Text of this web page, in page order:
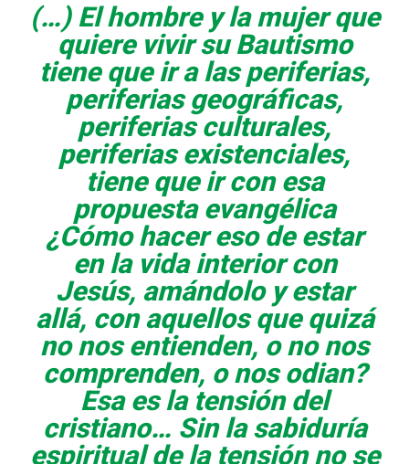
(…) El hombre y la mujer que
quiere vivir su Bautismo
tiene que ir a las periferias,
periferias geográficas,
periferias culturales,
periferias existenciales,
tiene que ir con esa
propuesta evangélica
¿Cómo hacer eso de estar
en la vida interior con
Jesús, amándolo y estar
allá, con aquellos que quizá
no nos entienden, o no nos
comprenden, o nos odian?
Esa es la tensión del
cristiano… Sin la sabiduría
espiritual de la tensión no se